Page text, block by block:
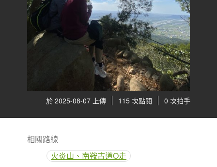
於 2025-08-07 上傳 115 次點閱 0 次拍手
相關路線
火炎山、南鞍古道O走